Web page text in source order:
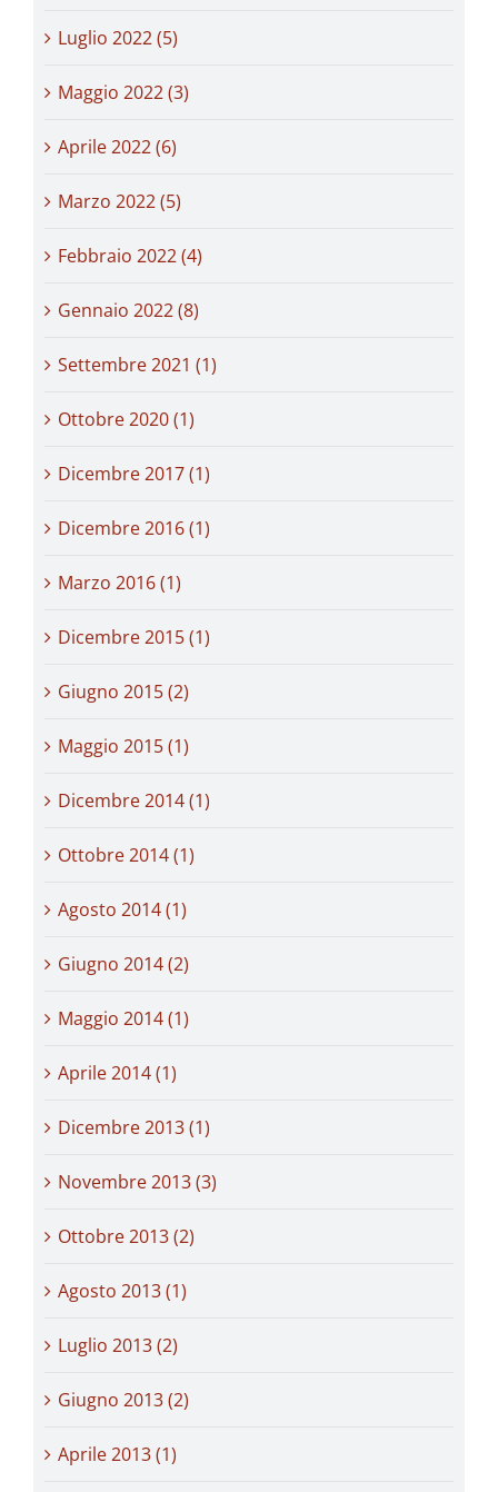
Luglio 2022 (5)
Maggio 2022 (3)
Aprile 2022 (6)
Marzo 2022 (5)
Febbraio 2022 (4)
Gennaio 2022 (8)
Settembre 2021 (1)
Ottobre 2020 (1)
Dicembre 2017 (1)
Dicembre 2016 (1)
Marzo 2016 (1)
Dicembre 2015 (1)
Giugno 2015 (2)
Maggio 2015 (1)
Dicembre 2014 (1)
Ottobre 2014 (1)
Agosto 2014 (1)
Giugno 2014 (2)
Maggio 2014 (1)
Aprile 2014 (1)
Dicembre 2013 (1)
Novembre 2013 (3)
Ottobre 2013 (2)
Agosto 2013 (1)
Luglio 2013 (2)
Giugno 2013 (2)
Aprile 2013 (1)